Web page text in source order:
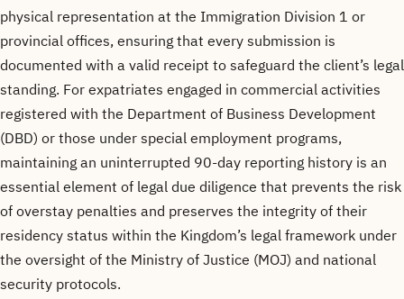
physical representation at the Immigration Division 1 or
provincial offices, ensuring that every submission is
documented with a valid receipt to safeguard the client’s legal
standing. For expatriates engaged in commercial activities
registered with the Department of Business Development
(DBD) or those under special employment programs,
maintaining an uninterrupted 90-day reporting history is an
essential element of legal due diligence that prevents the risk
of overstay penalties and preserves the integrity of their
residency status within the Kingdom’s legal framework under
the oversight of the Ministry of Justice (MOJ) and national
security protocols.